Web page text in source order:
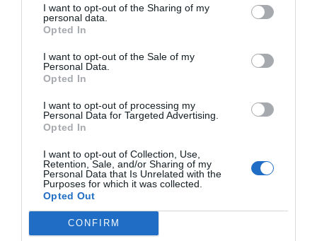
I want to opt-out of the Sharing of my
personal data.
Opted In
I want to opt-out of the Sale of my
Personal Data.
Opted In
I want to opt-out of processing my
Personal Data for Targeted Advertising.
Opted In
I want to opt-out of Collection, Use,
Retention, Sale, and/or Sharing of my
Personal Data that Is Unrelated with the
Purposes for which it was collected.
Opted Out
CONFIRM
étonner
Laisser un commentaire
Votre adresse e-mail ne sera pas publiée.
obligatoires sont indiqués avec*
Commentaire*